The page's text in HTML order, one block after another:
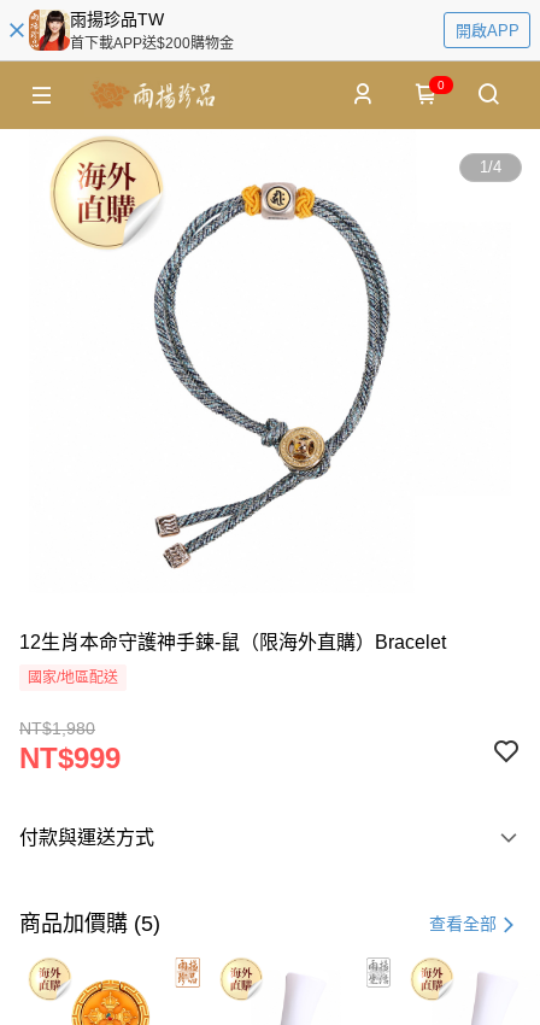
雨揚珍品TW
首下載APP送$200購物金
開啟APP
0
1/4
12生肖本命守護神手鍊-鼠（限海外直購）Bracelet
國家/地區配送
NT$1,980
NT$999
付款與運送方式
信用卡一次付款
Apple Pay
Google Pay
商品加價購 (5) 查看全部